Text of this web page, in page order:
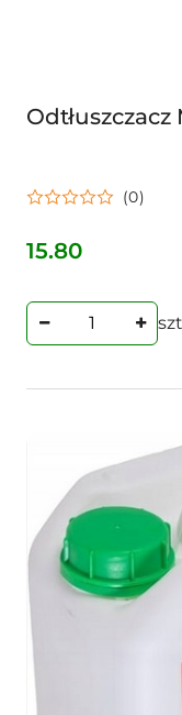
Odtłuszczacz
(0)
Cena:
15.80